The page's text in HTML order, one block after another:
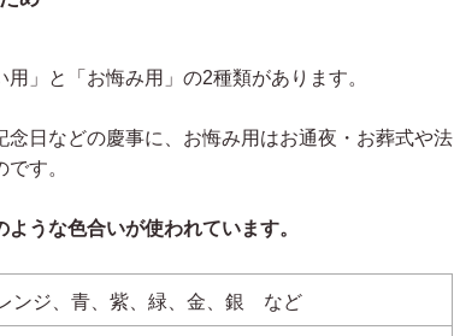
」と「お悔み用」の2種類があります。
日などの慶事に、お悔み用はお通夜・お葬式や法
す。
うな色合いが使われています。
ンジ、青、紫、緑、金、銀 など